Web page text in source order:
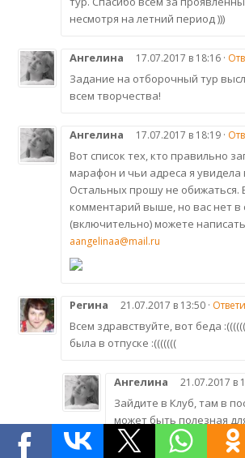
несмотря на летний период )))
Ангелина 17.07.2017 в 18:16 ·
Задание на отборочный тур
всем творчества!
Ангелина 17.07.2017 в 18:19 ·
Вот список тех, кто правильно
марафон и чьи адреса я увидела
Остальных прошу не обижаться.
комментарий выше, но вас нет в
(включительно) можете
aangelinaa@mail.ru
Регина 21.07.2017 в 13:50 ·
Всем здравствуйте, вот беда
была в отпуске :(((((((
Ангелина 21.07.2017 в
Зайдите в Клуб, там в
может быть полезная
информация.